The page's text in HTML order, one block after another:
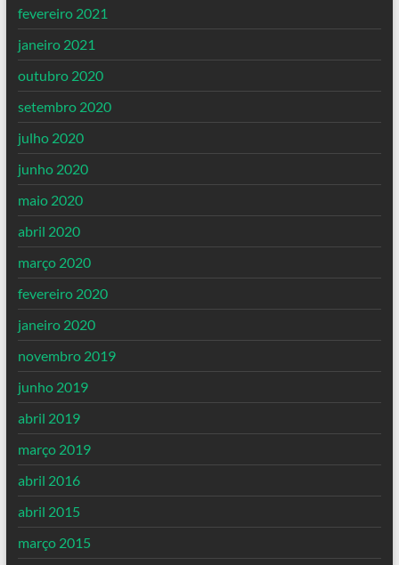
fevereiro 2021
janeiro 2021
outubro 2020
setembro 2020
julho 2020
junho 2020
maio 2020
abril 2020
março 2020
fevereiro 2020
janeiro 2020
novembro 2019
junho 2019
abril 2019
março 2019
abril 2016
abril 2015
março 2015